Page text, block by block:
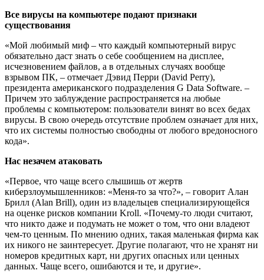
Все вирусы на компьютере подают признаки
существования
«Мой любимый миф – что каждый компьютерный вирус
обязательно даст знать о себе сообщением на дисплее,
исчезновением файлов, а в отдельных случаях вообще
взрывом ПК, – отмечает Дэвид Перри (David Perry),
президента американского подразделения G Data Software. –
Причем это заблуждение распространяется на любые
проблемы с компьютером: пользователи винят во всех бедах
вирусы. В свою очередь отсутствие проблем означает для них,
что их системы полностью свободны от любого вредоносного
кода».
Нас незачем атаковать
«Первое, что чаще всего слышишь от жертв
киберзлоумышленников: «Меня-то за что?», – говорит Алан
Брилл (Alan Brill), один из владельцев специализирующейся
на оценке рисков компании Kroll. «Почему-то люди считают,
что никто даже и подумать не может о том, что они владеют
чем-то ценным. По мнению одних, такая маленькая фирма как
их никого не заинтересует. Другие полагают, что не хранят ни
номеров кредитных карт, ни других опасных или ценных
данных. Чаще всего, ошибаются и те, и другие».